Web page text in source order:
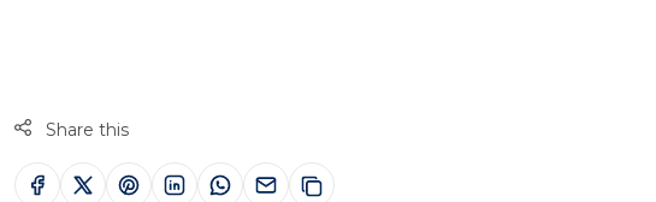
Share this